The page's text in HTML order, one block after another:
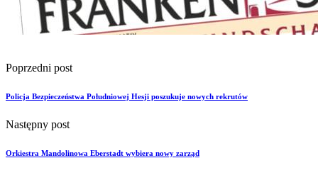
Poprzedni post
Policja Bezpieczeństwa Południowej Hesji poszukuje nowych rekrutów
Następny post
Orkiestra Mandolinowa Eberstadt wybiera nowy zarząd